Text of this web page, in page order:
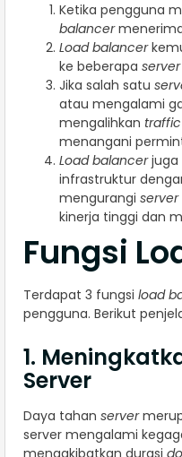
Ketika pengguna
balancer
Load balancer
ke beberapa server
Jika salah satu
atau mengalami
mengalihkan traffic
menangani
Load balancerjuga
infrastruktur
mengurangi server
kinerja tinggi dan
Fungsi
Terdapat 3 fungsi load
pengguna. Berikut
1.
Server
Daya tahan server
server mengalami